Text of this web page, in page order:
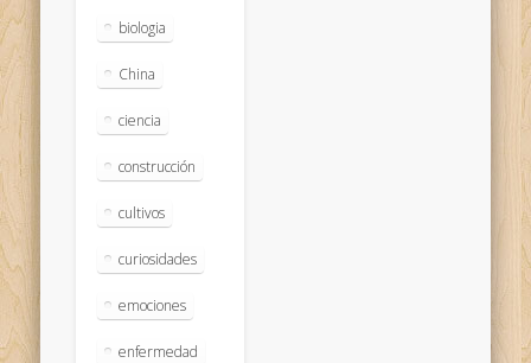
biologia
China
ciencia
construcción
cultivos
curiosidades
emociones
enfermedad